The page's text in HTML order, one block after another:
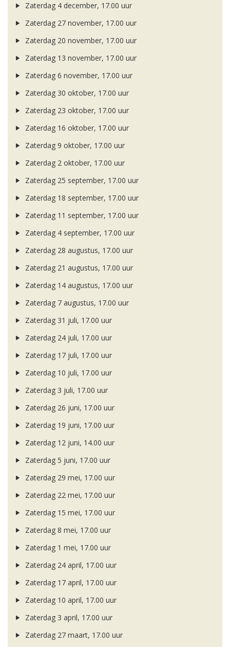
Zaterdag 4 december, 17.00 uur
Zaterdag 27 november, 17.00 uur
Zaterdag 20 november, 17.00 uur
Zaterdag 13 november, 17.00 uur
Zaterdag 6 november, 17.00 uur
Zaterdag 30 oktober, 17.00 uur
Zaterdag 23 oktober, 17.00 uur
Zaterdag 16 oktober, 17.00 uur
Zaterdag 9 oktober, 17.00 uur
Zaterdag 2 oktober, 17.00 uur
Zaterdag 25 september, 17.00 uur
Zaterdag 18 september, 17.00 uur
Zaterdag 11 september, 17.00 uur
Zaterdag 4 september, 17.00 uur
Zaterdag 28 augustus, 17.00 uur
Zaterdag 21 augustus, 17.00 uur
Zaterdag 14 augustus, 17.00 uur
Zaterdag 7 augustus, 17.00 uur
Zaterdag 31 juli, 17.00 uur
Zaterdag 24 juli, 17.00 uur
Zaterdag 17 juli, 17.00 uur
Zaterdag 10 juli, 17.00 uur
Zaterdag 3 juli, 17.00 uur
Zaterdag 26 juni, 17.00 uur
Zaterdag 19 juni, 17.00 uur
Zaterdag 12 juni, 14.00 uur
Zaterdag 5 juni, 17.00 uur
Zaterdag 29 mei, 17.00 uur
Zaterdag 22 mei, 17.00 uur
Zaterdag 15 mei, 17.00 uur
Zaterdag 8 mei, 17.00 uur
Zaterdag 1 mei, 17.00 uur
Zaterdag 24 april, 17.00 uur
Zaterdag 17 april, 17.00 uur
Zaterdag 10 april, 17.00 uur
Zaterdag 3 april, 17.00 uur
Zaterdag 27 maart, 17.00 uur